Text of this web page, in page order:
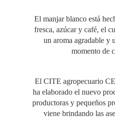
El manjar blanco está
fresca, azúcar y café, el
un aroma agradable y
momento de
El CITE agropecuario
ha elaborado el nuevo
productoras y pequeños
viene brindando las